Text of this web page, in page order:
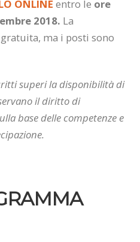
ONLINE entro le ore
2018. La
ma i posti sono
superi la disponibilità di
il diritto di
base delle competenze e